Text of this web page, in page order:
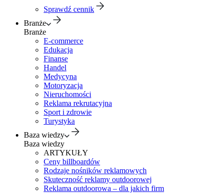
Sprawdź cennik
Branże
Branże
E-commerce
Edukacja
Finanse
Handel
Medycyna
Motoryzacja
Nieruchomości
Reklama rekrutacyjna
Sport i zdrowie
Turystyka
Baza wiedzy
Baza wiedzy
ARTYKUŁY
Ceny billboardów
Rodzaje nośników reklamowych
Skuteczność reklamy outdoorowej
Reklama outdoorowa – dla jakich firm